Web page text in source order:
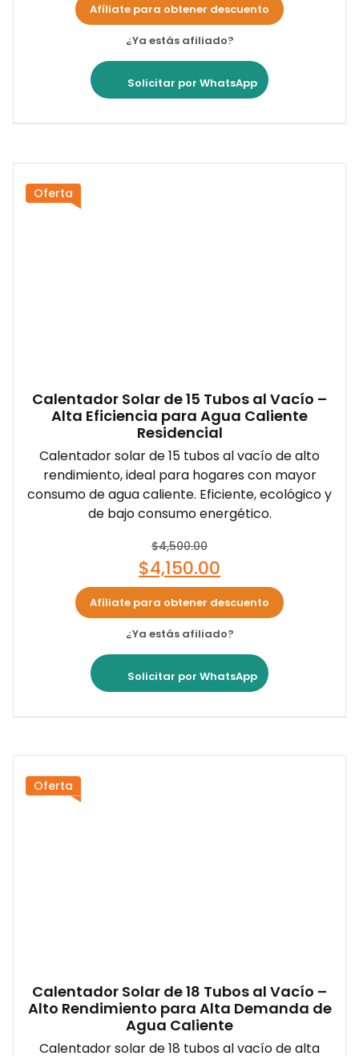
Afíliate para obtener descuento
¿Ya estás afiliado?
Solicitar por WhatsApp
Oferta
Calentador Solar de 15 Tubos al Vacío –
Alta Eficiencia para Agua Caliente
Residencial
Calentador solar de 15 tubos al vacío de alto
rendimiento, ideal para hogares con mayor
consumo de agua caliente. Eficiente, ecológico y
de bajo consumo energético.
$4,500.00
$4,150.00
Afíliate para obtener descuento
¿Ya estás afiliado?
Solicitar por WhatsApp
Oferta
Calentador Solar de 18 Tubos al Vacío –
Alto Rendimiento para Alta Demanda de
Agua Caliente
Calentador solar de 18 tubos al vacío de alta